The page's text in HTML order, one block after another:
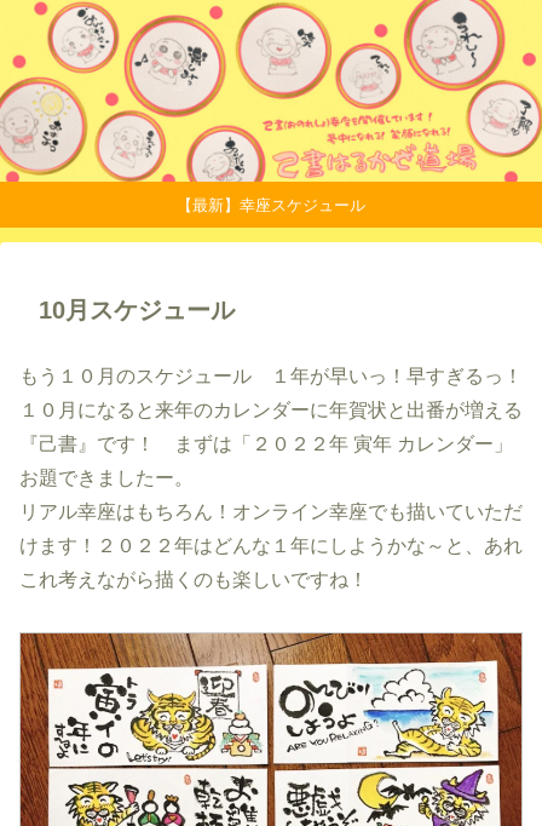
【最新】幸座スケジュール
10月スケジュール
もう１０月のスケジュール １年が早いっ！早すぎるっ！
１０月になると来年のカレンダーに年賀状と出番が増える
『己書』です！ まずは「２０２２年 寅年 カレンダー」
お題できましたー。
リアル幸座はもちろん！オンライン幸座でも描いていただ
けます！２０２２年はどんな１年にしようかな～と、あれ
これ考えながら描くのも楽しいですね！